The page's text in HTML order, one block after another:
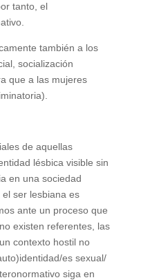
tanto, el
también a los
socialización
que a las mujeres
de aquellas
lésbica visible sin
en una sociedad
ser lesbiana es
ante un proceso que
existen referentes, las
contexto hostil no
es sexual/
siga en